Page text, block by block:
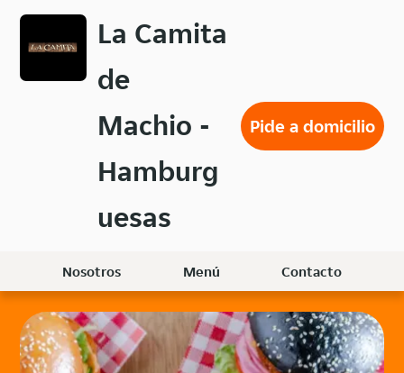
Volver
menú
principal
La Camita
de
Machio -
Hamburg
uesas
Pide a domicilio
Nosotros Menú Contacto